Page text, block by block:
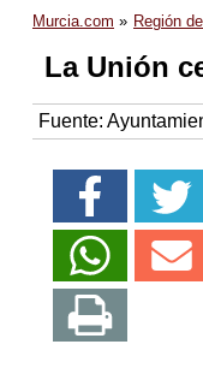
Murcia.com Región
La Unión
Fuente: